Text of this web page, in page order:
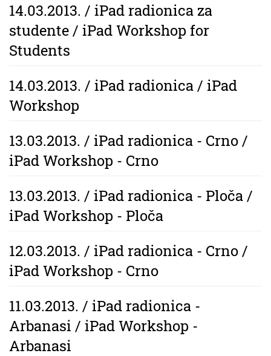
14.03.2013. / iPad radionica za
studente / iPad Workshop for
Students
14.03.2013. / iPad radionica / iPad
Workshop
13.03.2013. / iPad radionica - Crno /
iPad Workshop - Crno
13.03.2013. / iPad radionica - Ploča /
iPad Workshop - Ploča
12.03.2013. / iPad radionica - Crno /
iPad Workshop - Crno
11.03.2013. / iPad radionica -
Arbanasi / iPad Workshop -
Arbanasi